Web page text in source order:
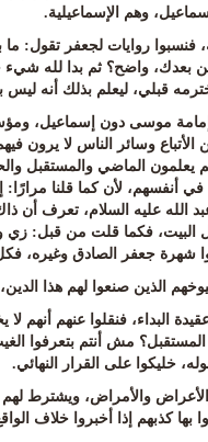
وهم الإسماعيلية.
فنسبوا روايات لجعفر تقول: ما
بعدك، واضح؟ ثم بدا لله
قبلي، ليعلم بذلك أنه ليس
بإمامة موسى دون إسماعيل،
الأتباع وسائر الناس لا يرون
يعلمون الماضي والمستقبل
أنفسهم، لأن كما قلنا
الله عليه السلام، تعرف أن
البيت، فكما قلت من قبل:
شهرة جعفر الصادق وغيره،
الذين صنعوا لهم هذا الدين،
البداء، فنقلوا عنهم أنهم
مش أنتم بتعرفوا
خليكوا على القرار النهائي.
والأعراض والأمراض، ويشترط
بها كذبهم إذا أخبروا خلاف